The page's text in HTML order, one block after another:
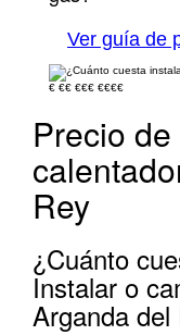
Ver guía de
€ €€ €€€ €€€€
Precio
Rey
¿Cuánto
Instalar o
Arganda del